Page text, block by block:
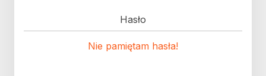
Hasło
Nie pamiętam hasła!